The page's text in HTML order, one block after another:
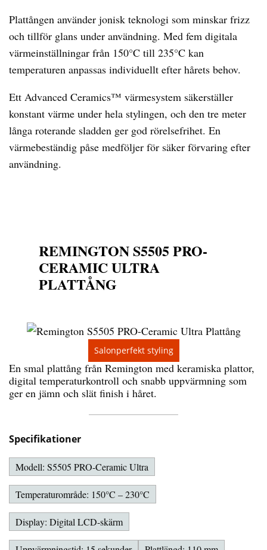
Plattången använder jonisk teknologi som minskar frizz
och tillför glans under användning. Med fem digitala
värmeinställningar från 150°C till 235°C kan
temperaturen anpassas individuellt efter hårets behov.
Ett Advanced Ceramics™ värmesystem säkerställer
konstant värme under hela stylingen, och den tre meter
långa roterande sladden ger god rörelsefrihet. En
värmebeständig påse medföljer för säker förvaring efter
användning.
Salonperfekt styling
REMINGTON S5505 PRO-
CERAMIC ULTRA
PLATTÅNG
En smal plattång från Remington med keramiska plattor,
digital temperaturkontroll och snabb uppvärmning som
ger en jämn och slät finish i håret.
Specifikationer
Modell: S5505 PRO-Ceramic Ultra
Temperaturområde: 150°C – 230°C
Display: Digital LCD-skärm